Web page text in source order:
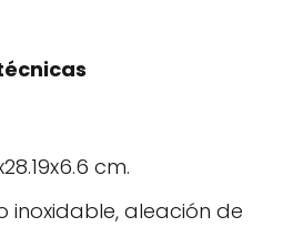
cm.
inoxidable, aleación de